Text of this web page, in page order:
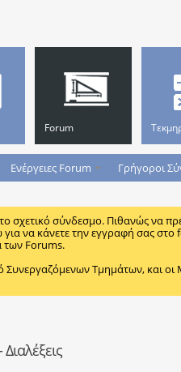
Forum
Ενέργειες Forum Γρήγοροι
σχετικό σύνδεσμο. Πιθανώς να
να κάνετε την εγγραφή σας στο
των Forums.
Τμημάτων, και οι